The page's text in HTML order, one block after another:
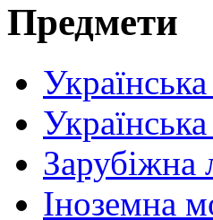
Предмети
Зарубіжна
Іноземна